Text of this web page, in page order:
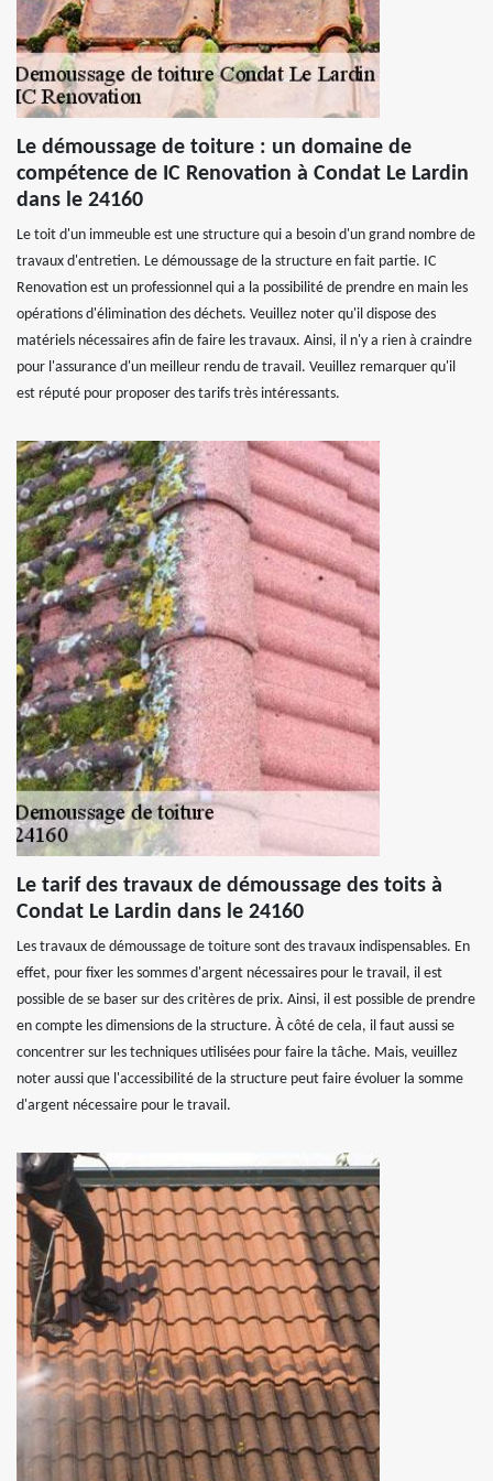
Le démoussage de toiture : un domaine de
compétence de IC Renovation à Condat Le Lardin
dans le 24160
Le toit d'un immeuble est une structure qui a besoin d'un grand nombre de
travaux d'entretien. Le démoussage de la structure en fait partie. IC
Renovation est un professionnel qui a la possibilité de prendre en main les
opérations d'élimination des déchets. Veuillez noter qu'il dispose des
matériels nécessaires afin de faire les travaux. Ainsi, il n'y a rien à craindre
pour l'assurance d'un meilleur rendu de travail. Veuillez remarquer qu'il
est réputé pour proposer des tarifs très intéressants.
Le tarif des travaux de démoussage des toits à
Condat Le Lardin dans le 24160
Les travaux de démoussage de toiture sont des travaux indispensables. En
effet, pour fixer les sommes d'argent nécessaires pour le travail, il est
possible de se baser sur des critères de prix. Ainsi, il est possible de prendre
en compte les dimensions de la structure. À côté de cela, il faut aussi se
concentrer sur les techniques utilisées pour faire la tâche. Mais, veuillez
noter aussi que l'accessibilité de la structure peut faire évoluer la somme
d'argent nécessaire pour le travail.